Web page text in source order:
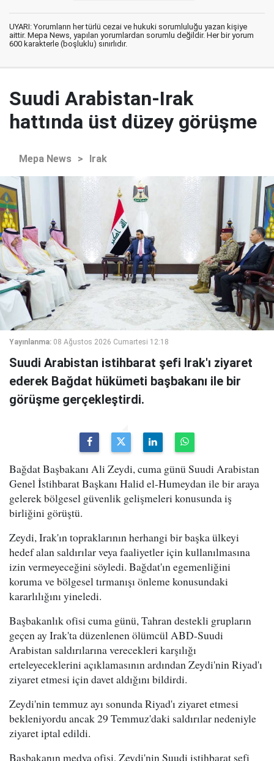
UYARI: Yorumların her türlü cezai ve hukuki sorumluluğu yazan kişiye
aittir. Mepa News, yapılan yorumlardan sorumlu değildir. Her bir yorum
600 karakterle (boşluklu) sınırlıdır.
Suudi Arabistan-Irak
hattında üst düzey görüşme
Mepa News > Irak
Yayınlanma: 08 Ağustos 2026 Cumartesi 12:18
Suudi Arabistan istihbarat şefi Irak'ı ziyaret
ederek Bağdat hükümeti başbakanı ile bir
görüşme gerçekleştirdi.
Bağdat Başbakanı Ali Zeydi, cuma günü Suudi Arabistan
Genel İstihbarat Başkanı Halid el-Humeydan ile bir araya
gelerek bölgesel güvenlik gelişmeleri konusunda iş
birliğini görüştü.
Zeydi, Irak'ın topraklarının herhangi bir başka ülkeyi
hedef alan saldırılar veya faaliyetler için kullanılmasına
izin vermeyeceğini söyledi. Bağdat'ın egemenliğini
koruma ve bölgesel tırmanışı önleme konusundaki
kararlılığını yineledi.
Başbakanlık ofisi cuma günü, Tahran destekli grupların
geçen ay Irak'ta düzenlenen ölümcül ABD-Suudi
Arabistan saldırılarına verecekleri karşılığı
erteleyeceklerini açıklamasının ardından Zeydi'nin Riyad'ı
ziyaret etmesi için davet aldığını bildirdi.
Zeydi'nin temmuz ayı sonunda Riyad'ı ziyaret etmesi
bekleniyordu ancak 29 Temmuz'daki saldırılar nedeniyle
ziyaret iptal edildi.
Başbakanın medya ofisi, Zeydi'nin Suudi istihbarat şefi